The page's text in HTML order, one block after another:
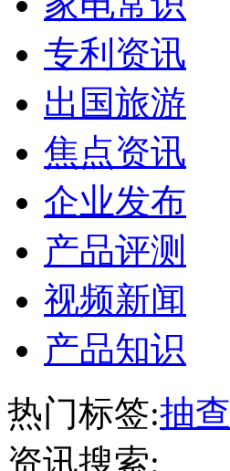
专利资讯
出国旅游
焦点资讯
企业发布
产品评测
视频新闻
产品知识
热门标签:抽查
资讯搜索: